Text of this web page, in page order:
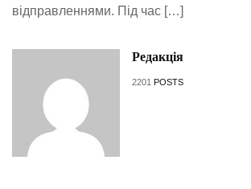
відправленнями. Під час […]
Редакція
2201 POSTS